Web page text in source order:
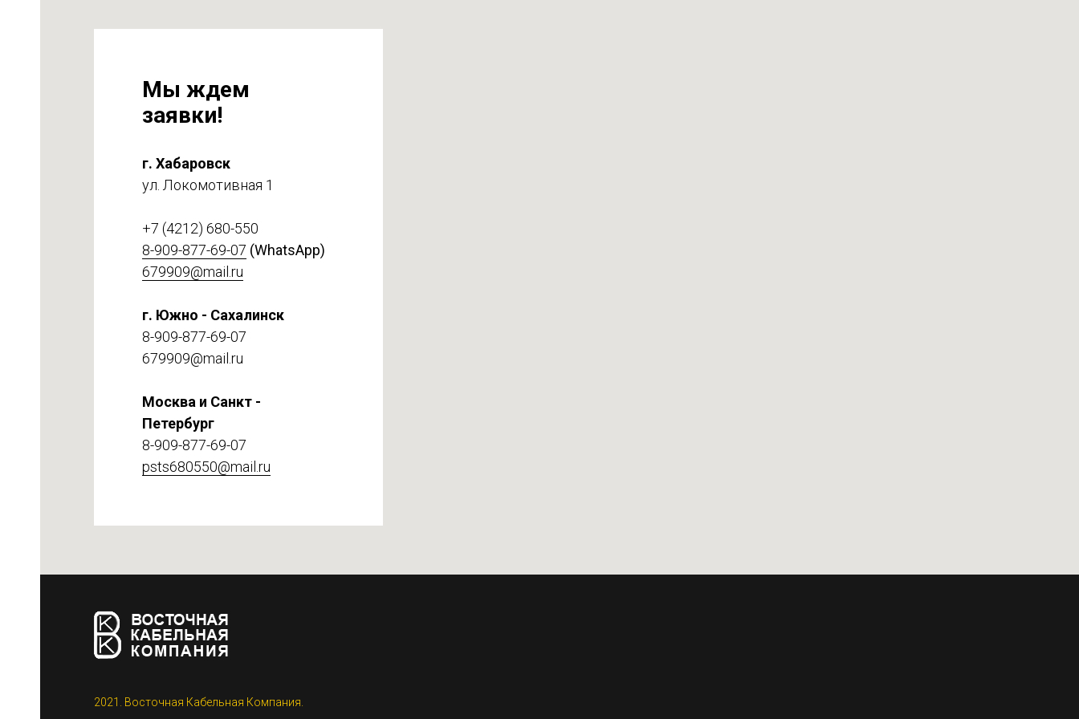
Мы ждем
заявки!
г. Хабаровск
ул. Локомотивная 1
+7 (4212) 680-550
8-909-877-69-07 (WhatsApp)
679909@mail.ru
г. Южно - Сахалинск
8-909-877-69-07
679909@mail.ru
Москва и Санкт -
Петербург
8-909-877-69-07
psts680550@mail.ru
2021. Восточная Кабельная Компания.